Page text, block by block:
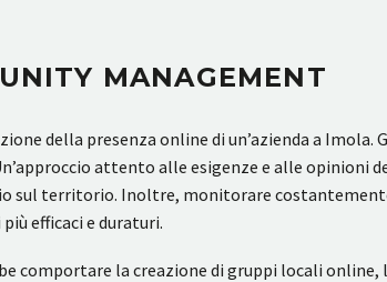
MANAGEMENT
della presenza online di un’azienda a Imola.
attento alle esigenze e alle opinioni
sul territorio. Inoltre, monitorare
efficaci e duraturi.
comportare la creazione di gruppi locali online,